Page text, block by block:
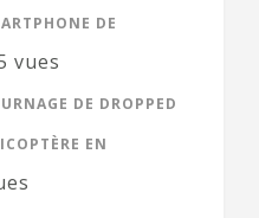
DE
vues
DE DROPPED
EN